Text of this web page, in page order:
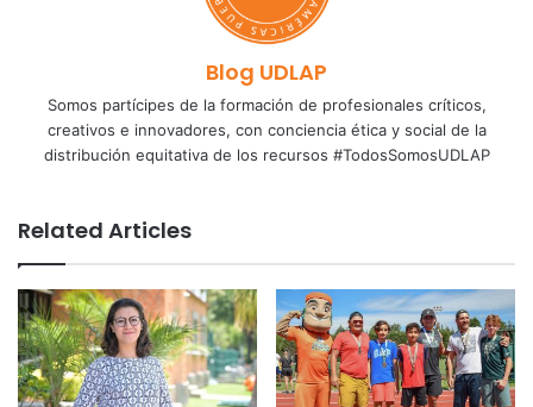
Blog UDLAP
Somos partícipes de la formación de profesionales críticos,
creativos e innovadores, con conciencia ética y social de la
distribución equitativa de los recursos #TodosSomosUDLAP
Related Articles